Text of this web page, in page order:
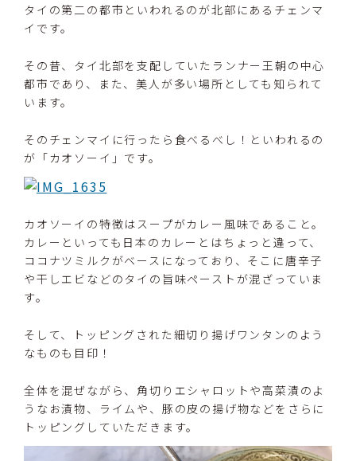
タイの第二の都市といわれるのが北部にあるチェンマ
イです。
その昔、タイ北部を支配していたランナー王朝の中心
都市であり、また、美人が多い場所としても知られて
います。
そのチェンマイに行ったら食べるべし！といわれるの
が「カオソーイ」です。
カオソーイの特徴はスープがカレー風味であること。
カレーといっても日本のカレーとはちょっと違って、
ココナツミルクがベースになっており、そこに唐辛子
や干しエビなどのタイの旨味ペーストが混ざっていま
す。
そして、トッピングされた細切り揚げワンタンのよう
なものも目印！
全体を混ぜながら、角切りエシャロットや高菜漬のよ
うなお漬物、ライムや、豚の皮の揚げ物などをさらに
トッピングしていただきます。